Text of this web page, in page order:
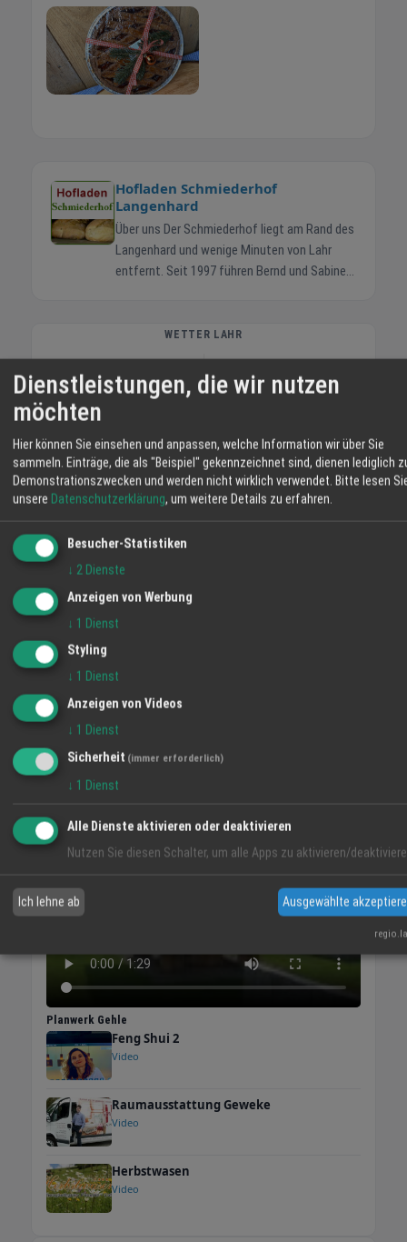
Hofladen Schmiederhof
Langenhard
Über uns Der Schmiederhof liegt am Rand des
Langenhard und wenige Minuten von Lahr
entfernt. Seit 1997 führen Bernd und Sabine
Rinder stehen in Mutterkuhhaltung auf
weiten Wiesen. So wächst das Fleisch
langsam heran und Sie erhalten Produkte mit
nachvollziehbarer Herkunft. Im Hofladen
Eier, Brot, Obst und weitere Erzeugnisse aus
eigener Landwirtschaft. Mit Ihrem Einkauf
stärken Sie regionale Betriebe und
unterstützen die Pflege der umliegenden
Landwirtschaft, die nah, transparent und
eingebunden in die Umgebung arbeitet. Ihre
Langenhard
WETTER LAHR
16 °C
Klarer Himmel
06:11 55 % N 8 km/h 20:57
SA
34° / 18°
SO MO
Planwerk Gehle
Feng Shui 2
Video
Raumausstattung Geweke
Video
Herbstwasen
Video
Dienstleistungen, die wir nutzen
möchten
Hier können Sie einsehen und anpassen, welche Information wir über Sie
sammeln. Einträge, die als "Beispiel" gekennzeichnet sind, dienen lediglich
Demonstrationszwecken und werden nicht wirklich verwendet. Bitte lesen
unsere Datenschutzerklärung, um weitere Details zu erfahren.
Besucher-Statistiken
↓ 2 Dienste
Anzeigen von Werbung
↓ 1 Dienst
Styling
↓ 1 Dienst
Anzeigen von Videos
↓ 1 Dienst
Sicherheit (immer erforderlich)
↓ 1 Dienst
Alle Dienste aktivieren oder deaktivieren
Nutzen Sie diesen Schalter, um alle Apps zu aktivieren/
Ich lehne ab Ausgewählte